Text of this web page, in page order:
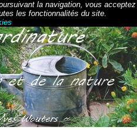
la navigation, vous acceptez
les fonctionnalités du site.